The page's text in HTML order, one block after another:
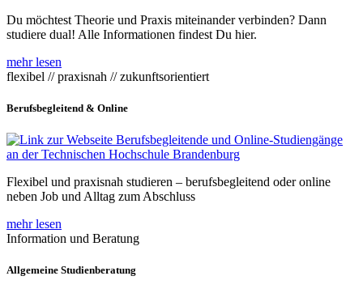
Du möchtest Theorie und Praxis miteinander verbinden? Dann
studiere dual! Alle Informationen findest Du hier.
mehr lesen
flexibel // praxisnah // zukunftsorientiert
Berufsbegleitend & Online
Flexibel und praxisnah studieren – berufsbegleitend oder online
neben Job und Alltag zum Abschluss
mehr lesen
Information und Beratung
Allgemeine Studienberatung